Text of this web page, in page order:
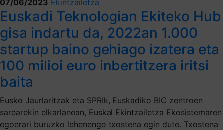
07/06/2023 Ekintzailetza
Euskadi Teknologian Ekiteko Hub
gisa indartu da, 2022an 1.000
startup baino gehiago izatera eta
100 milioi euro inbertitzera iritsi
baita
Eusko Jaurlaritzak eta SPRIk, Euskadiko BIC zentroen
sarearekin elkarlanean, Euskal Ekintzailetza Ekosistemaren
egoerari buruzko lehenengo txostena egin dute. Txostena